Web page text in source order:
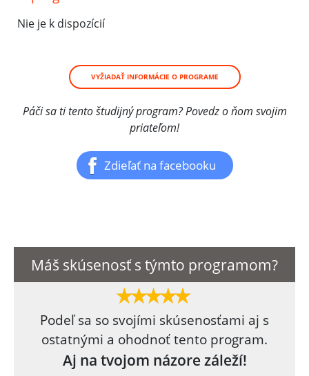
Nie je k dispozícií
VYŽIADAŤ INFORMÁCIE O PROGRAME
Páči sa ti tento študijný program? Povedz o ňom svojim
priateľom!
Zdieľať na facebooku
Máš skúsenosť s týmto programom?
Podeľ sa so svojími skúsenosťami aj s
ostatnými a ohodnoť tento program.
Aj na tvojom názore záleží!